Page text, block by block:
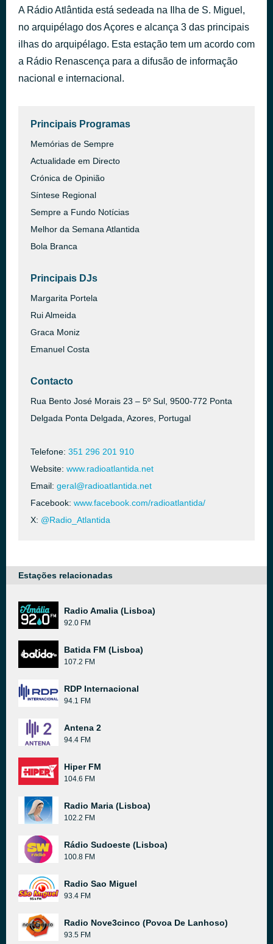
Born Again
FAST BOY & Topic
Peito
HMB
há 1 hora
A Rádio Atlântida está sedeada na Ilha de S. Miguel,
no arquipélago dos Açores e alcança 3 das principais
ilhas do arquipélago. Esta estação tem um acordo com
a Rádio Renascença para a difusão de informação
nacional e internacional.
Principais Programas
Memórias de Sempre
Actualidade em Directo
Crónica de Opinião
Síntese Regional
Sempre a Fundo Notícias
Melhor da Semana Atlantida
Bola Branca
Principais DJs
Margarita Portela
Rui Almeida
Graca Moniz
Emanuel Costa
Contacto
Rua Bento José Morais 23 – 5º Sul, 9500-772 Ponta
Delgada Ponta Delgada, Azores, Portugal
Telefone: 351 296 201 910
Website: www.radioatlantida.net
Email: geral@radioatlantida.net
Facebook: www.facebook.com/radioatlantida/
X: @Radio_Atlantida
Estações relacionadas
Radio Amalia (Lisboa)
92.0 FM
Batida FM (Lisboa)
107.2 FM
RDP Internacional
94.1 FM
Antena 2
94.4 FM
Hiper FM
104.6 FM
Radio Maria (Lisboa)
102.2 FM
Rádio Sudoeste (Lisboa)
100.8 FM
Radio Sao Miguel
93.4 FM
Radio Nove3cinco (Povoa De Lanhoso)
93.5 FM